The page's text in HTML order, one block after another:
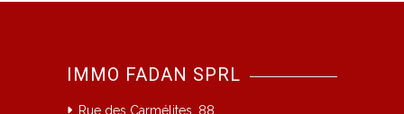
IMMO FADAN SPRL
Rue des Carmélites, 88